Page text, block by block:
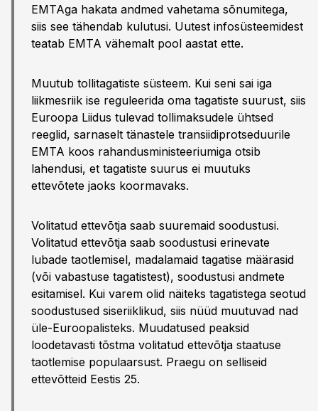
EMTAga hakata andmed vahetama sõnumitega,
siis see tähendab kulutusi. Uutest infosüsteemidest
teatab EMTA vähemalt pool aastat ette.
Muutub tollitagatiste süsteem. Kui seni sai iga
liikmesriik ise reguleerida oma tagatiste suurust, siis
Euroopa Liidus tulevad tollimaksudele ühtsed
reeglid, sarnaselt tänastele transiidiprotseduurile
EMTA koos rahandusministeeriumiga otsib
lahendusi, et tagatiste suurus ei muutuks
ettevõtete jaoks koormavaks.
Volitatud ettevõtja saab suuremaid soodustusi.
Volitatud ettevõtja saab soodustusi erinevate
lubade taotlemisel, madalamaid tagatise määrasid
(või vabastuse tagatistest), soodustusi andmete
esitamisel. Kui varem olid näiteks tagatistega seotud
soodustused siseriiklikud, siis nüüd muutuvad nad
üle-Euroopalisteks. Muudatused peaksid
loodetavasti tõstma volitatud ettevõtja staatuse
taotlemise populaarsust. Praegu on selliseid
ettevõtteid Eestis 25.